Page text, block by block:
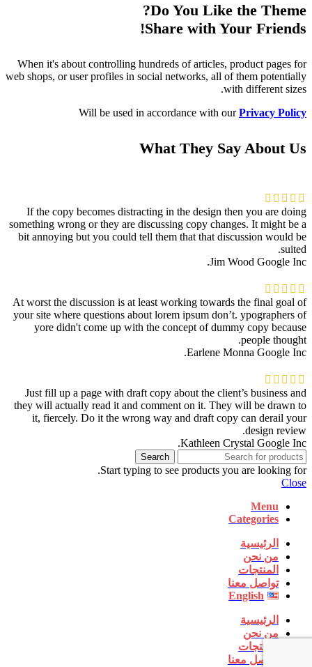
Do You Like the Theme?
Share with Your Friends!
When it's about controlling hundreds of articles, product pages for
web shops, or user profiles in social networks, all of them potentially
with different sizes.
Will be used in accordance with ourPrivacy Policy
What They Say About Us
If the copy becomes distracting in the design then you are doing
something wrong or they are discussing copy changes. It might be a
bit annoying but you could tell them that that discussion would be
suited.
Jim Wood Google Inc.
At worst the discussion is at least working towards the final goal of
your site where questions about lorem ipsum don’t. ypographers of
yore didn't come up with the concept of dummy copy because
people thought.
Earlene Monna Google Inc.
Just fill up a page with draft copy about the client’s business and
they will actually read it and comment on it. They will be drawn to
it, fiercely. Do it the wrong way and draft copy can derail your
design review.
Kathleen Crystal Google Inc.
Search
Start typing to see products you are looking for.
Close
Menu
Categories
الرئيسية
من نحن
المنتجات
تواصل معنا
English
الرئيسية
من نحن
المنتجات
تواصل معنا